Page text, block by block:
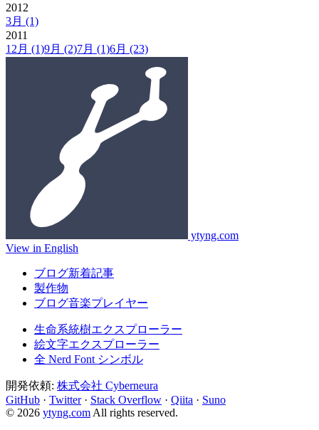
2012
3月 (1)
2011
12月 (1)9月 (2)7月 (1)6月 (23)
ytyng.com
View in English
ブログ新着記事
製作物
ブログ音楽プレイヤー
生命系統樹エクスプローラー
絵文字エクスプローラー
全 Nerd Font シンボル
開発依頼: 株式会社 Cyberneura
GitHub · Twitter · Stack Overflow · Qiita · Suno
© 2026 ytyng.com All rights reserved.